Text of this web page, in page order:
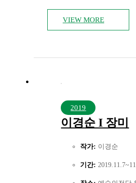
VIEW MORE
2019
이경순 I 장미
작가: 이경순
기간: